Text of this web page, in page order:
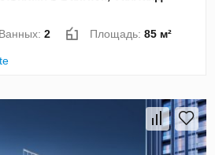
Ванных:2 Площадь:85 м²